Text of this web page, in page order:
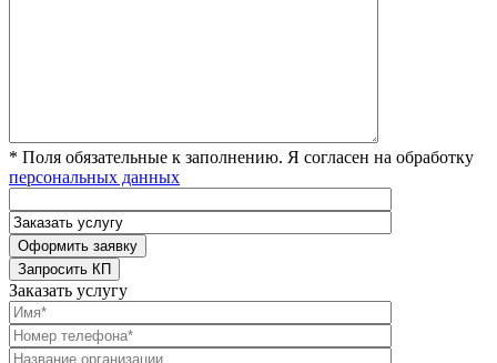
* Поля обязательные к заполнению. Я согласен на обработку
персональных данных
Заказать услугу